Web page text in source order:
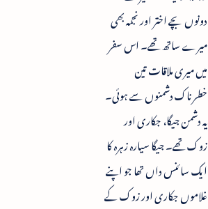
دونوں بچے اختر اور نجمہ بھی
میرے ساتھ تھے۔ اس سفر
میں میری ملاقات تین
خطرناک دشمنوں سے ہوئی۔
یہ دشمن جیگا، جکاری اور
زوک تھے۔ جیگا سیارہ زہرہ کا
ایک سائنس داں تھا جو اپنے
غلاموں جکاری اور زوک کے